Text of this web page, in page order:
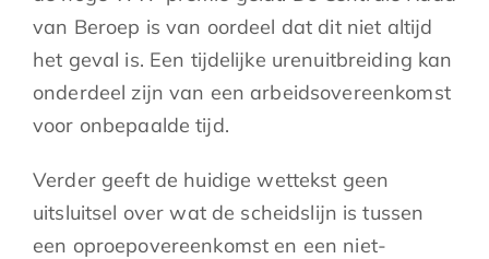
van Beroep is van oordeel dat dit niet altijd
het geval is. Een tijdelijke urenuitbreiding kan
onderdeel zijn van een arbeidsovereenkomst
voor onbepaalde tijd.
Verder geeft de huidige wettekst geen
uitsluitsel over wat de scheidslijn is tussen
een oproepovereenkomst en een niet-